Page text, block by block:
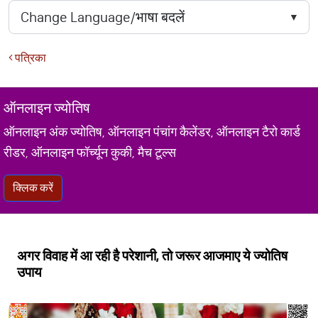
पत्रिका
ऑनलाइन ज्योतिष
ऑनलाइन अंक ज्योतिष, ऑनलाइन पंचांग कैलेंडर, ऑनलाइन टैरो कार्ड
रीडर, ऑनलाइन फॉर्च्यून कुकी, मैच टूल्स
क्लिक करें
अगर विवाह में आ रही है परेशानी, तो जरूर आजमाए ये ज्योतिष
उपाय